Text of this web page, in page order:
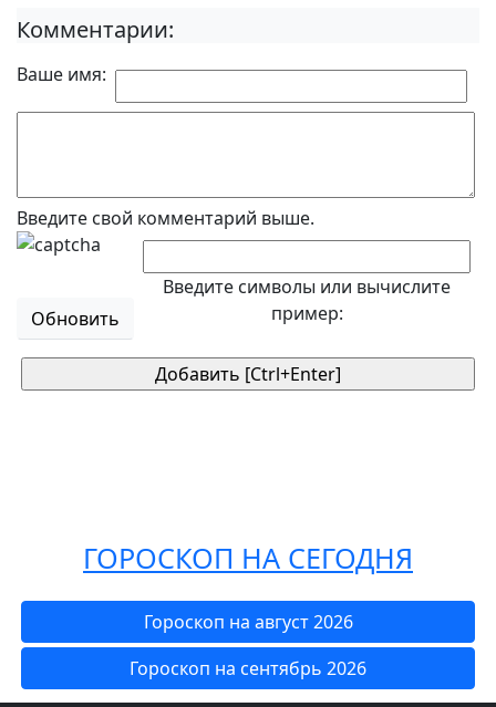
Комментарии:
Ваше имя:
Введите свой комментарий выше.
Обновить
Введите символы или вычислите
пример:
ГОРОСКОП НА СЕГОДНЯ
Гороскоп на август 2026
Гороскоп на сентябрь 2026